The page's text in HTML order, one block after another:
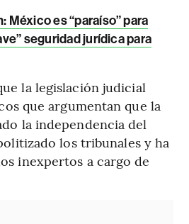
México es “paraíso” para
seguridad jurídica para
la legislación judicial
que argumentan que la
la independencia del
los tribunales y ha
inexpertos a cargo de